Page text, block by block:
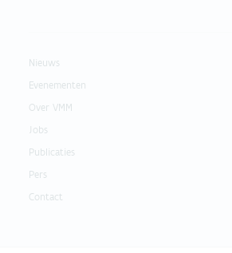
Nieuws
Evenementen
Over VMM
Jobs
Publicaties
Pers
Contact